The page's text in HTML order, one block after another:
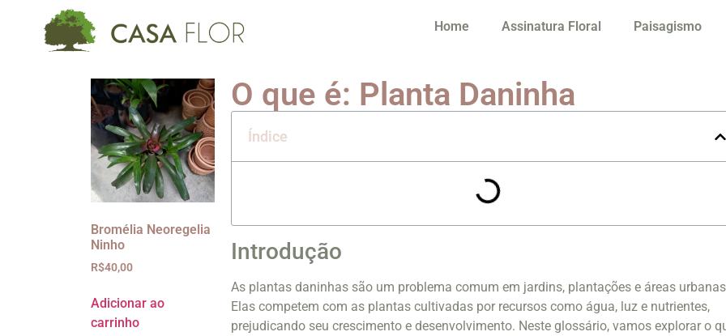
Home Assinatura Floral Paisagismo
Bromélia Neoregelia
Ninho
R$40,00
Adicionar ao
carrinho
O que é: Planta Daninha
Índice
Introdução
As plantas daninhas são um problema comum em jardins, plantações e áreas
Elas competem com as plantas cultivadas por recursos como água, luz e nutrientes,
prejudicando seu crescimento e desenvolvimento. Neste glossário, vamos explorar o